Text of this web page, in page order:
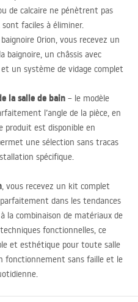
de calcaire ne pénètrent pas
faciles à éliminer.
Orion, vous recevez un
baignoire, un châssis avec
et un système de vidage complet
la salle de bain – le modèle
l’angle de la pièce, en
produit est disponible en
une sélection sans tracas
spécifique.
, vous recevez un kit complet
dans les tendances
la combinaison de matériaux de
fonctionnelles, ce
et esthétique pour toute salle
fonctionnement sans faille et le